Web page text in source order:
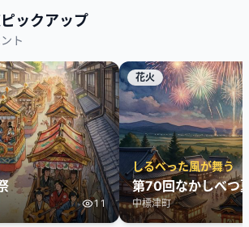
ピックアップ
ト
11
花火
しるべった風が舞う
第70回なかしべつ
中標津町